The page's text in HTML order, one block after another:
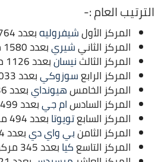
الترتيب العام :-
المركز الأولشيفروليهبعدد 2764 مركبة
المركز الثانيشيريبعدد 1580 مركبة
المركز الثالثنيسانبعدد 1126 مركبة
المركز الرابعسوزوكيبعدد 1033 مركبة
المركز الخامسهيوندايبعدد 636 مركبة
المركز السادسام جيبعدد 499 مركبة
المركز السابعتويوتابعدد 494 مركبة
المركز الثامنبي واي ديبعدد 434 مركبة
المركز التاسعكيابعدد 345 مركبة